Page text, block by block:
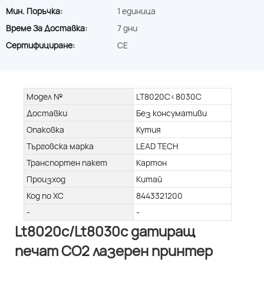
Мин. Поръчка:
1 единица
Време За Доставка:
7 дни
Сертифициране:
CE
Модел №
LT8020C<8030C
Доставки
Без консумативи
Опаковка
Кутия
Търговска марка
LEAD TECH
Транспортен пакет
Картон
Произход
Китай
Код по ХС
8443321200
-
-
Lt8020c/Lt8030c датиращ
печат CO2 лазерен принтер